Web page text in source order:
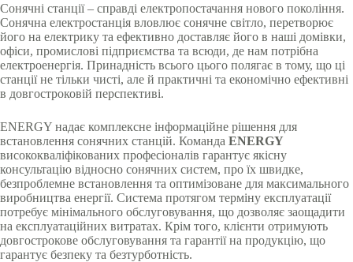
Сонячні станції – справді електропостачання нового покоління.
Сонячна електростанція вловлює сонячне світло, перетворює
його на електрику та ефективно доставляє його в наші домівки,
офіси, промислові підприємства та всюди, де нам потрібна
електроенергія. Принадність всього цього полягає в тому, що ці
станції не тільки чисті, але й практичні та економічно ефективні
в довгостроковій перспективі.
ENERGY надає комплексне інформаційне рішення для
встановлення сонячних станцій. Команда ENERGY
висококваліфікованих професіоналів гарантує якісну
консультацію відносно сонячних систем, про їх швидке,
безпроблемне встановлення та оптимізоване для максимального
виробництва енергії. Система протягом терміну експлуатації
потребує мінімального обслуговування, що дозволяє заощадити
на експлуатаційних витратах. Крім того, клієнти отримують
довгострокове обслуговування та гарантії на продукцію, що
гарантує безпеку та безтурботність.